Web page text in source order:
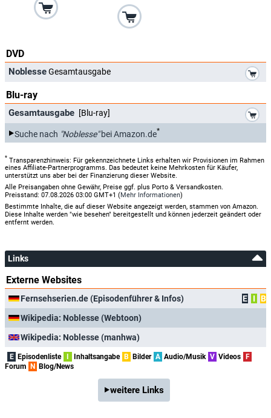
DVD
NoblesseGesamtausgabe
Blu-ray
Gesamtausgabe [Blu-ray]
Suche nach "Noblesse"bei Amazon.de*
* Transparenzhinweis: Für gekennzeichnete Links erhalten wir Provisionen im Rahmen
eines Affiliate-Partnerprogramms. Das bedeutet keine Mehrkosten für Käufer,
unterstützt uns aber bei der Finanzierung dieser Website.
Alle Preisangaben ohne Gewähr, Preise ggf. plus Porto & Versandkosten.
Preisstand: 07.08.2026 03:00 GMT+1 (Mehr Informationen)
Bestimmte Inhalte, die auf dieser Website angezeigt werden, stammen von Amazon.
Diese Inhalte werden "wie besehen" bereitgestellt und können jederzeit geändert oder
entfernt werden.
Links
Externe Websites
Fernsehserien.de (Episodenführer & Infos) E I
B
Wikipedia: Noblesse (Webtoon)
Wikipedia: Noblesse (manhwa)
E Episodenliste Inhaltsangabe B Bilder A Audio/Musik V Videos
F
Forum
N Blog/News
weitere Links